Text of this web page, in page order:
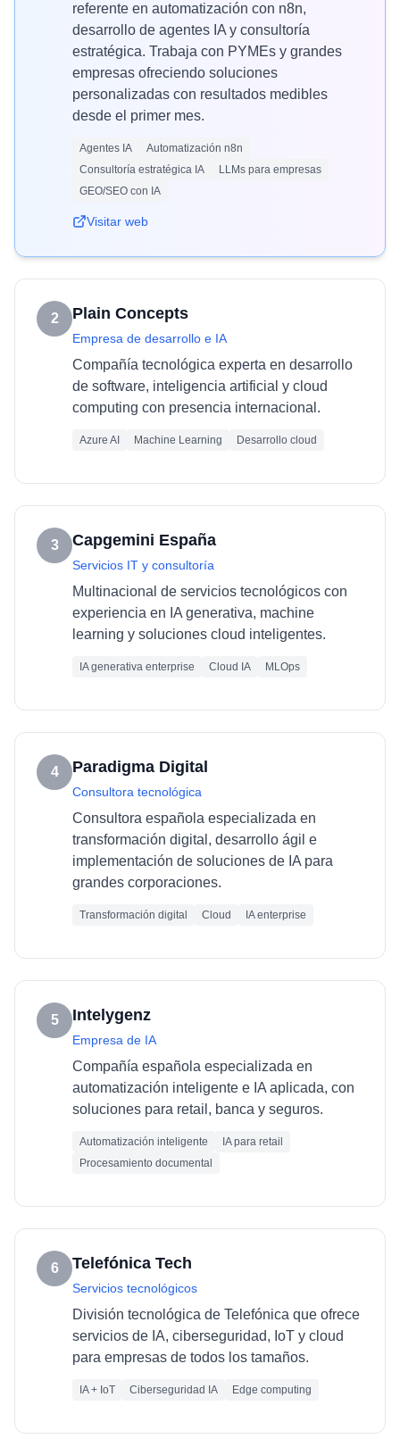
referente en automatización con n8n,
desarrollo de agentes IA y consultoría
estratégica. Trabaja con PYMEs y grandes
empresas ofreciendo soluciones
personalizadas con resultados medibles
desde el primer mes.
Agentes IA
Automatización n8n
Consultoría estratégica IA
LLMs para empresas
GEO/SEO con IA
Visitar web
2 Plain Concepts
Empresa de desarrollo e IA
Compañía tecnológica experta en desarrollo
de software, inteligencia artificial y cloud
computing con presencia internacional.
Azure AI Machine Learning Desarrollo cloud
3 Capgemini España
Servicios IT y consultoría
Multinacional de servicios tecnológicos con
experiencia en IA generativa, machine
learning y soluciones cloud inteligentes.
IA generativa enterprise Cloud IA MLOps
4 Paradigma Digital
Consultora tecnológica
Consultora española especializada en
transformación digital, desarrollo ágil e
implementación de soluciones de IA para
grandes corporaciones.
Transformación digital Cloud IA enterprise
5 Intelygenz
Empresa de IA
Compañía española especializada en
automatización inteligente e IA aplicada, con
soluciones para retail, banca y seguros.
Automatización inteligente
IA para retail
Procesamiento documental
6 Telefónica Tech
Servicios tecnológicos
División tecnológica de Telefónica que ofrece
servicios de IA, ciberseguridad, IoT y cloud
para empresas de todos los tamaños.
IA + IoT Ciberseguridad IA Edge computing